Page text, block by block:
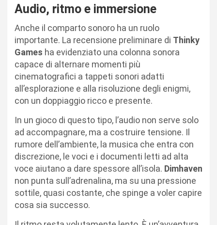
Audio, ritmo e immersione
Anche il comparto sonoro ha un ruolo
importante. La recensione preliminare di Thinky
Games ha evidenziato una colonna sonora
capace di alternare momenti più
cinematografici a tappeti sonori adatti
all’esplorazione e alla risoluzione degli enigmi,
con un doppiaggio ricco e presente.
In un gioco di questo tipo, l’audio non serve solo
ad accompagnare, ma a costruire tensione. Il
rumore dell’ambiente, la musica che entra con
discrezione, le voci e i documenti letti ad alta
voce aiutano a dare spessore all’isola. Dimhaven
non punta sull’adrenalina, ma su una pressione
sottile, quasi costante, che spinge a voler capire
cosa sia successo.